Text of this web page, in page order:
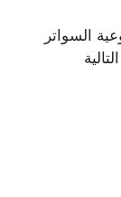
السواتر